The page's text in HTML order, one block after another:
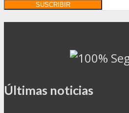
Últimas noticias